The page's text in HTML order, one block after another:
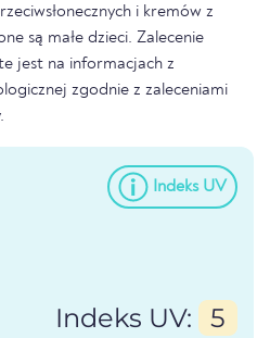
i kremów z
są małe dzieci. Zalecenie
jest na informacjach z
zgodnie z zaleceniami
Indeks UV
Indeks UV: 5